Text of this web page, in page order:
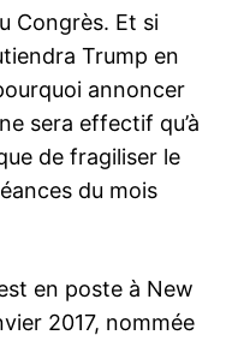
Congrès. Et si
Trump en
annoncer
sera effectif qu’à
de fragiliser le
du mois
en poste à New
2017, nommée